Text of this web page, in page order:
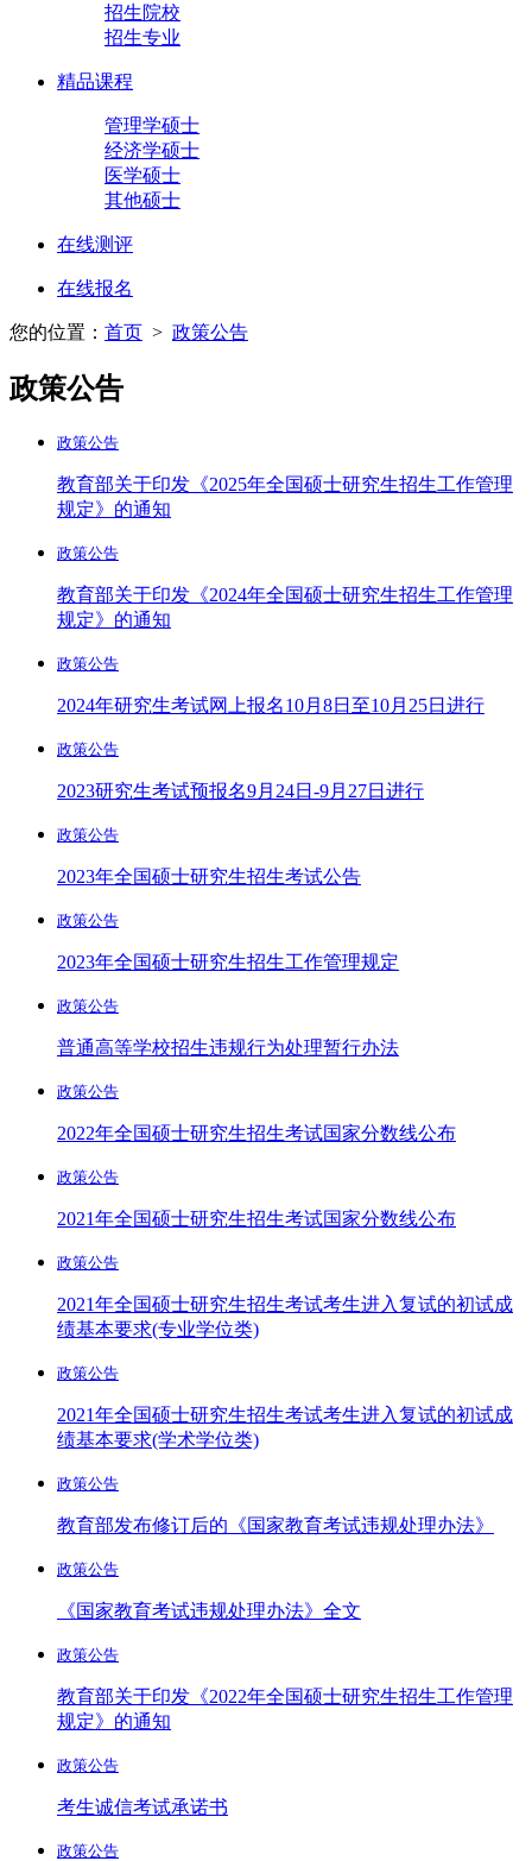
招生院校
招生专业
精品课程
管理学硕士
经济学硕士
医学硕士
其他硕士
在线测评
在线报名
您的位置： 首页 > 政策公告
政策公告
政策公告
教育部关于印发《2025年全国硕士研究生招生工作管理
规定》的通知
政策公告
教育部关于印发《2024年全国硕士研究生招生工作管理
规定》的通知
政策公告
2024年研究生考试网上报名10月8日至10月25日进行
政策公告
2023研究生考试预报名9月24日-9月27日进行
政策公告
2023年全国硕士研究生招生考试公告
政策公告
2023年全国硕士研究生招生工作管理规定
政策公告
普通高等学校招生违规行为处理暂行办法
政策公告
2022年全国硕士研究生招生考试国家分数线公布
政策公告
2021年全国硕士研究生招生考试国家分数线公布
政策公告
2021年全国硕士研究生招生考试考生进入复试的初试成
绩基本要求(专业学位类)
政策公告
2021年全国硕士研究生招生考试考生进入复试的初试成
绩基本要求(学术学位类)
政策公告
教育部发布修订后的《国家教育考试违规处理办法》
政策公告
《国家教育考试违规处理办法》全文
政策公告
教育部关于印发《2022年全国硕士研究生招生工作管理
规定》的通知
政策公告
考生诚信考试承诺书
政策公告